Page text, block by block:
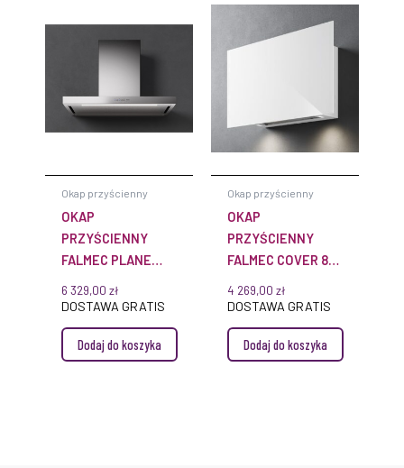
Okap przyścienny
OKAP
PRZYŚCIENNY
FALMEC PLANE
CICHY WYCIĄG
SZCZELINOWY
WYDAJNOŚĆ 800
6 329,00 zł
DOSTAWA GRATIS
Dodaj do koszyka
Okap przyścienny
OKAP
PRZYŚCIENNY
FALMEC COVER 85
4 269,00 zł
DOSTAWA GRATIS
Dodaj do koszyka